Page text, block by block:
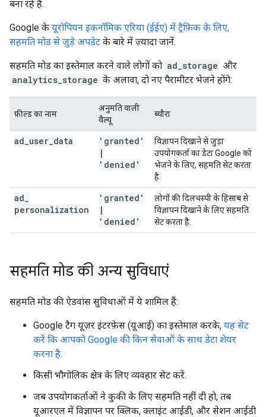
बना रहे हैं.
Google के यूरोपियन इकनॉमिक एरिया (ईईए) में ट्रैफ़िक के लिए,
सहमति मोड से जुड़े अपडेट के बारे में ज़्यादा जानें.
सहमति मोड का इस्तेमाल करने वाले लोगों को ad_storage और
analytics_storage के अलावा, दो नए पैरामीटर भेजने होंगे:
फ़ील्ड का नाम
अनुमति वाली
वैल्यू
ब्यौरा
ad user data
'granted'
|
'denied'
विज्ञापन दिखाने से जुड़ा
उपयोगकर्ता का डेटा Google को
भेजने के लिए, सहमति सेट करता
है.
ad
personalization
'granted'
|
'denied'
लोगों की दिलचस्पी के हिसाब से
विज्ञापन दिखाने के लिए सहमति
सेट करता है.
सहमति मोड की अन्य सुविधाएं
सहमति मोड की ऐडवांस सुविधाओं में ये शामिल हैं:
Google टैग यूज़र इंटरफ़ेस (यूआई) का इस्तेमाल करके, यह सेट
करें कि आपको Google की किन सेवाओं के साथ डेटा शेयर
करना है.
किसी भौगोलिक क्षेत्र के लिए व्यवहार सेट करें.
जब उपयोगकर्ताओं ने कुकी के लिए सहमति नहीं दी हो, तब
यूआरएल में विज्ञापन पर क्लिक, क्लाइंट आईडी, और सेशन आईडी